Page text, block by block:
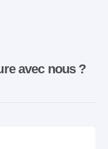
avec nous ?